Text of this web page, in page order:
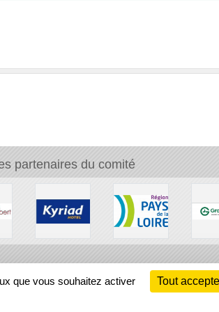
partenaires du comité
que vous souhaitez activer Tout